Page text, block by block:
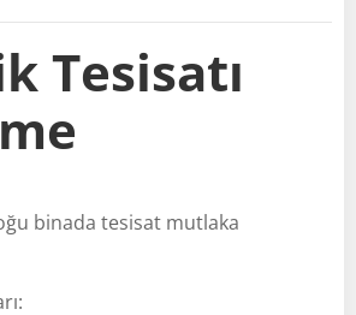
Tesisatı
binada tesisat mutlaka